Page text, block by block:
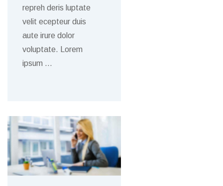
repreh deris luptate
velit ecepteur duis
aute irure dolor
voluptate. Lorem
ipsum …